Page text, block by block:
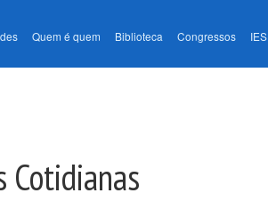
Quem é quem Biblioteca Congressos IES
Cotidianas